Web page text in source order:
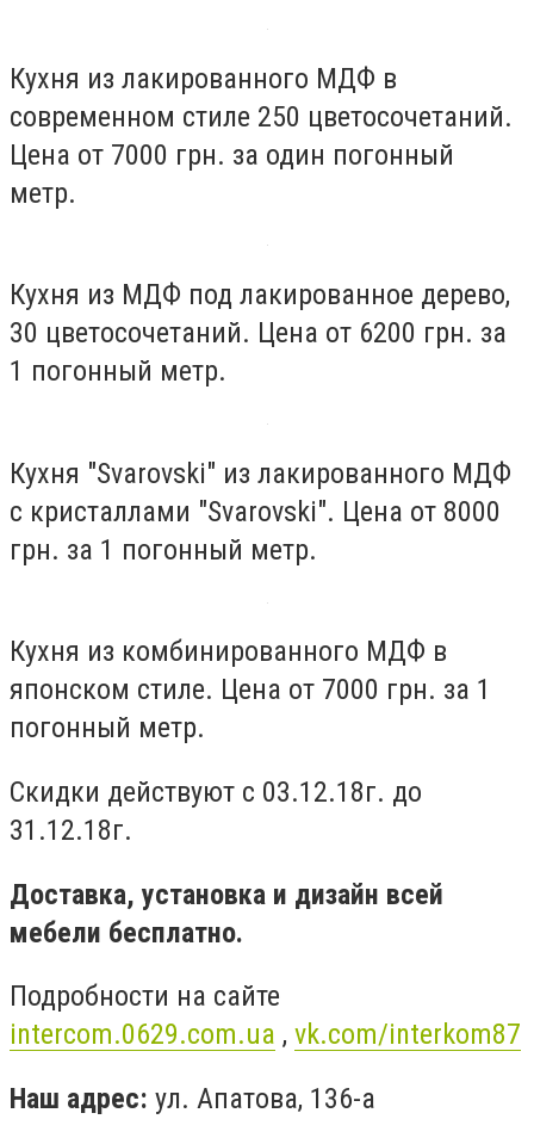
Кухня из лакированного МДФ в
современном стиле 250 цветосочетаний.
Цена от 7000 грн. за один погонный
метр.
Кухня из МДФ под лакированное дерево,
30 цветосочетаний. Цена от 6200 грн. за
1 погонный метр.
Кухня "Svarovski" из лакированного МДФ
с кристаллами "Svarovski". Цена от 8000
грн. за 1 погонный метр.
Кухня из комбинированного МДФ в
японском стиле. Цена от 7000 грн. за 1
погонный метр.
Скидки действуют с 03.12.18г. до
31.12.18г.
Доставка, установка и дизайн всей
мебели бесплатно.
Подробности на сайте
intercom.0629.com.ua , vk.com/interkom87
Наш адрес: ул. Апатова, 136-а